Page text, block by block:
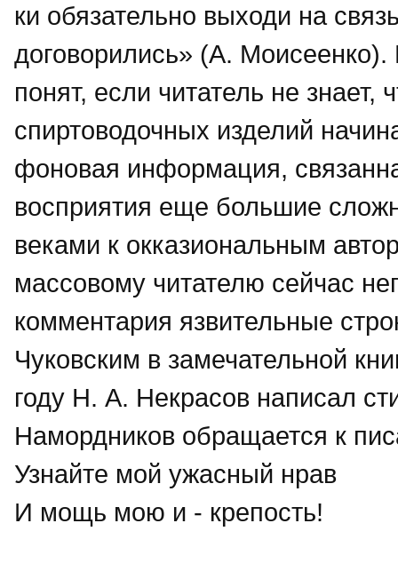
ки обязательно выходи на
договорились» (А.
понят, если читатель не знает,
спиртоводочных изделий
фоновая информация,
восприятия еще большие
веками к окказиональ­ным
массовому читателю сейчас
комментария язвительные
Чуковским в замечательной
году Н. А. Некрасов написал
Намордников обращается к
Узнайте мой ужасный нрав
И мощь мою и - крепость!